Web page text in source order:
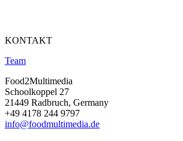
KONTAKT
Team
Food2Multimedia
Schoolkoppel 27
21449 Radbruch, Germany
+49 4178 244 9797
info@foodmultimedia.de